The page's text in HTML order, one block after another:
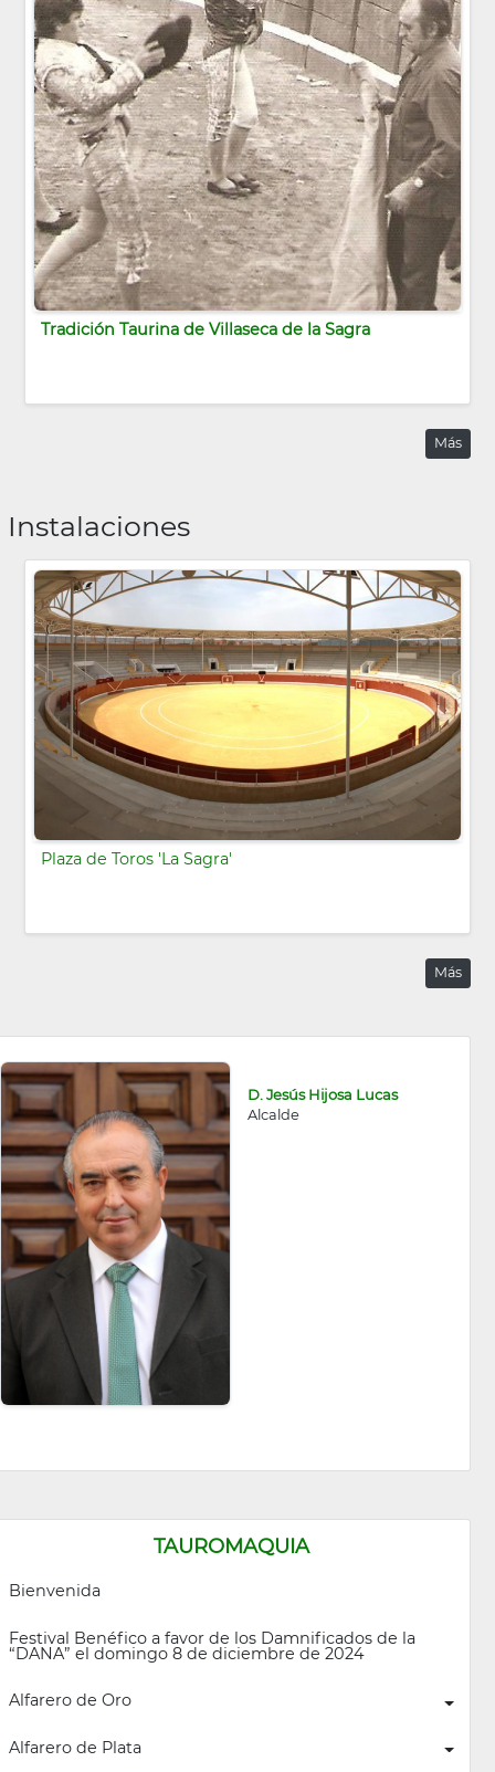
D. Jesús Hijosa Lucas
Alcalde
TAUROMAQUIA
Bienvenida
Festival Benéfico a favor de los Damnificados de la
“DANA” el domingo 8 de diciembre de 2024
Alfarero de Oro
Alfarero de Plata
Tradición Taurina de Villaseca de la Sagra
Más
Instalaciones
Plaza de Toros 'La Sagra'
Más